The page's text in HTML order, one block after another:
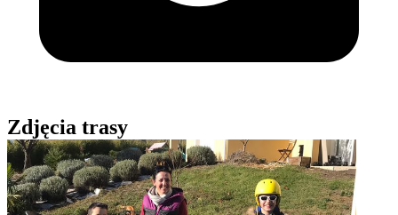
Zdjęcia trasy